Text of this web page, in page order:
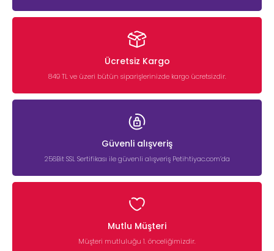
Ücretsiz Kargo
849 TL ve üzeri bütün siparişlerinizde kargo ücretsizdir.
Güvenli alışveriş
256Bit SSL Sertifikası ile güvenli alışveriş Petihtiyac.com’da
Mutlu Müşteri
Müşteri mutluluğu 1. önceliğimizdir.